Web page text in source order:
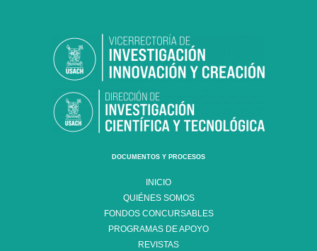
DOCUMENTOS Y PROCESOS
INICIO
QUIÉNES SOMOS
FONDOS CONCURSABLES
PROGRAMAS DE APOYO
REVISTAS